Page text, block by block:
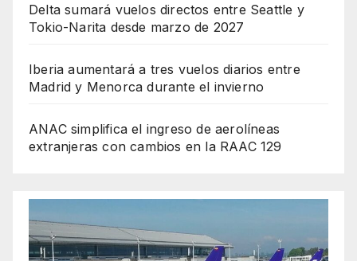
Delta sumará vuelos directos entre Seattle y
Tokio-Narita desde marzo de 2027
Iberia aumentará a tres vuelos diarios entre
Madrid y Menorca durante el invierno
ANAC simplifica el ingreso de aerolíneas
extranjeras con cambios en la RAAC 129